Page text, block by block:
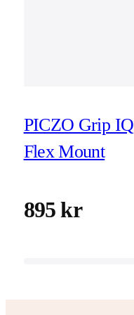
PICZO Grip IQ
Flex Mount
895 kr